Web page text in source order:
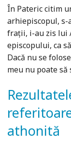
În Pateric citim
arhiepiscopul, s-
frații, i-au zis lui
episcopului, ca
Dacă nu se
meu nu poate să
athonită